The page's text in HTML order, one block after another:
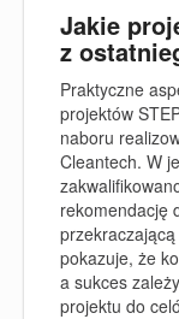
Jakie
z
Praktyczne
projektów
naboru
Cleantech. W
rekomendację
pokazuje, że
a sukces
projektu do